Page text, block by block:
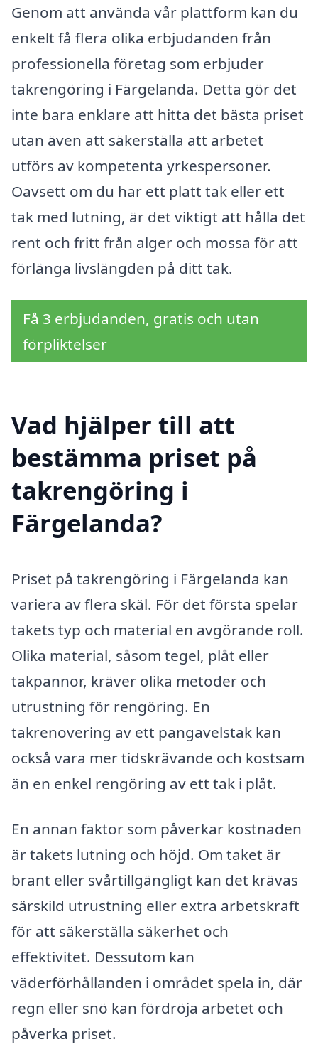
Genom att använda vår plattform kan du
enkelt få flera olika erbjudanden från
professionella företag som erbjuder
takrengöring i Färgelanda. Detta gör det
inte bara enklare att hitta det bästa priset
utan även att säkerställa att arbetet
utförs av kompetenta yrkespersoner.
Oavsett om du har ett platt tak eller ett
tak med lutning, är det viktigt att hålla det
rent och fritt från alger och mossa för att
förlänga livslängden på ditt tak.
Få 3 erbjudanden, gratis och utan
förpliktelser
Vad hjälper till att
bestämma priset på
takrengöring i
Färgelanda?
Priset på takrengöring i Färgelanda kan
variera av flera skäl. För det första spelar
takets typ och material en avgörande roll.
Olika material, såsom tegel, plåt eller
takpannor, kräver olika metoder och
utrustning för rengöring. En
takrenovering av ett pangavelstak kan
också vara mer tidskrävande och kostsam
än en enkel rengöring av ett tak i plåt.
En annan faktor som påverkar kostnaden
är takets lutning och höjd. Om taket är
brant eller svårtillgängligt kan det krävas
särskild utrustning eller extra arbetskraft
för att säkerställa säkerhet och
effektivitet. Dessutom kan
väderförhållanden i området spela in, där
regn eller snö kan fördröja arbetet och
påverka priset.